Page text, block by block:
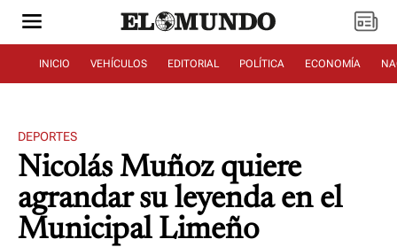
INICIO VEHÍCULOS EDITORIAL POLÍTICA ECONOMÍA
DEPORTES
Nicolás Muñoz quiere
agrandar su leyenda en el
Municipal Limeño